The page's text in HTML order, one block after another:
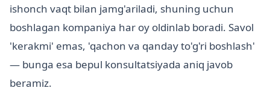
ishonch vaqt bilan jamg'ariladi, shuning uchun
boshlagan kompaniya har oy oldinlab boradi. Savol
'kerakmi' emas, 'qachon va qanday to'g'ri boshlash'
— bunga esa bepul konsultatsiyada aniq javob
beramiz.